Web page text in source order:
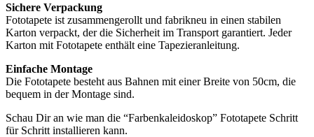
Sichere Verpackung
Fototapete ist zusammengerollt und fabrikneu in einen stabilen
Karton verpackt, der die Sicherheit im Transport garantiert. Jeder
Karton mit Fototapete enthält eine Tapezieranleitung.
Einfache Montage
Die Fototapete besteht aus Bahnen mit einer Breite von 50cm, die
bequem in der Montage sind.
Schau Dir an wie man die “Farbenkaleidoskop” Fototapete Schritt
für Schritt installieren kann.